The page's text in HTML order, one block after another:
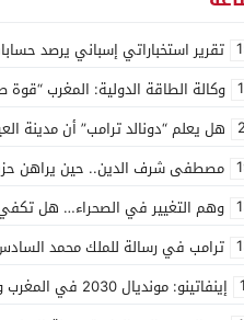
تقرير استخباراتي إسباني يرصد حسابات من الجزائر وأرقاما بـ”213+”
وكالة الطاقة الدولية: المغرب
هل يعلم “دونالد ترامب” أن مدينة
مصطفى شرف الدين.. حين يراهن حزب
وهم التغيير في الصحراء… هل تكفي
ترامب في رسالة للملك محمد
إينفاتينو: مونديال 2030 في المغرب وإسبانيا والبرتغال سيكون “الأجمل في التاريخ”